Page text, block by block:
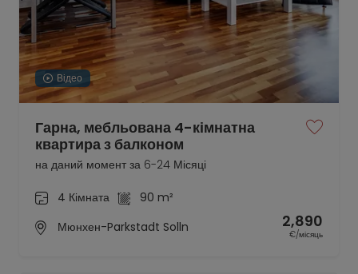
Відео
Гарна, мебльована 4-кімнатна
квартира з балконом
на даний момент за 6-24 Місяці
4 Кімната
90 m²
Мюнхен-Parkstadt Solln
2,890
€/місяць